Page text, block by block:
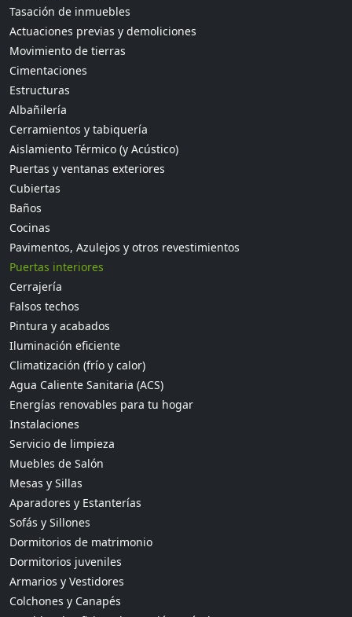
Tasación de inmuebles
Actuaciones previas y demoliciones
Movimiento de tierras
Cimentaciones
Estructuras
Albañilería
Cerramientos y tabiquería
Aislamiento Térmico (y Acústico)
Puertas y ventanas exteriores
Cubiertas
Baños
Cocinas
Pavimentos, Azulejos y otros revestimientos
Puertas interiores
Cerrajería
Falsos techos
Pintura y acabados
Iluminación eficiente
Climatización (frío y calor)
Agua Caliente Sanitaria (ACS)
Energías renovables para tu hogar
Instalaciones
Servicio de limpieza
Muebles de Salón
Mesas y Sillas
Aparadores y Estanterías
Sofás y Sillones
Dormitorios de matrimonio
Dormitorios juveniles
Armarios y Vestidores
Colchones y Canapés